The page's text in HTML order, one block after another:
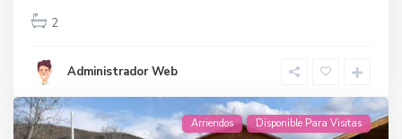
2
Administrador Web
Arriendos Disponible Para Visitas